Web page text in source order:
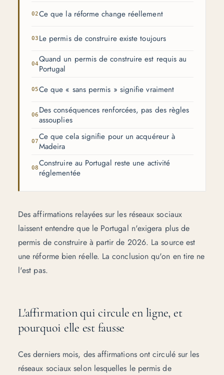
Ce que la réforme change réellement
Le permis de construire existe toujours
Quand un permis de construire est requis au
Portugal
Ce que « sans permis » signifie vraiment
Des conséquences renforcées, pas des règles
assouplies
Ce que cela signifie pour un acquéreur à
Madeira
Construire au Portugal reste une activité
réglementée
Des affirmations relayées sur les réseaux sociaux
laissent entendre que le Portugal n'exigera plus de
permis de construire à partir de 2026. La source est
une réforme bien réelle. La conclusion qu'on en tire ne
l'est pas.
L'affirmation qui circule en ligne, et
pourquoi elle est fausse
Ces derniers mois, des affirmations ont circulé sur les
réseaux sociaux selon lesquelles le permis de